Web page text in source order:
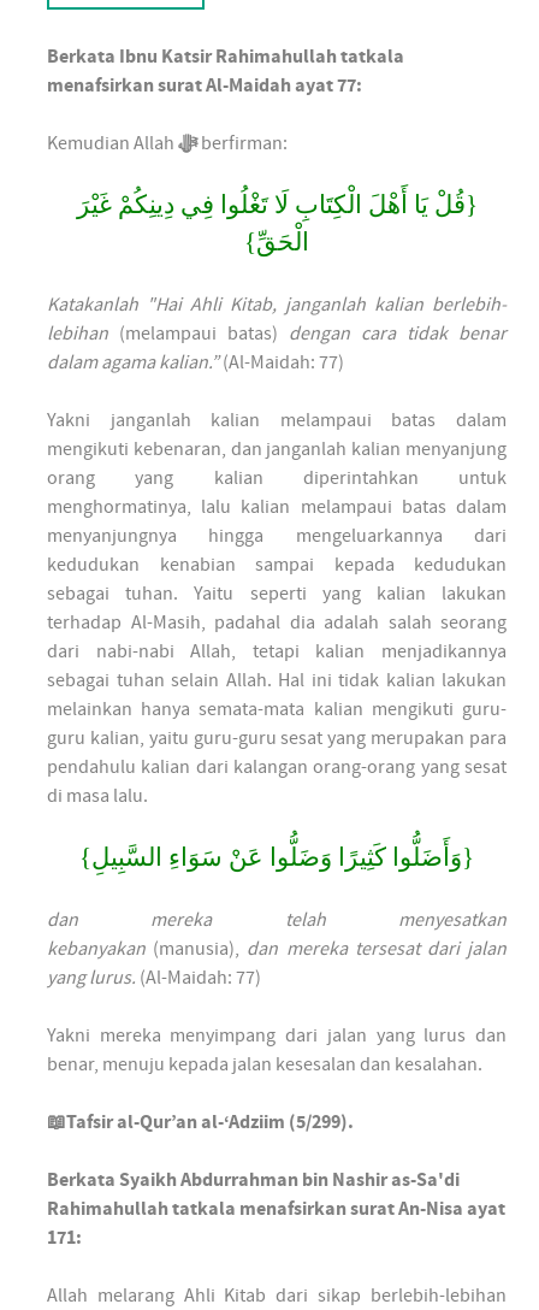
Berkata Ibnu Katsir Rahimahullah tatkala
menafsirkan surat Al-Maidah ayat 77:
Kemudian Allah ﷻberfirman:
{قُلْ يَا أَهْلَ الْكِتَابِ لَا تَغْلُوا فِي دِينِكُمْ غَيْرَ
الْحَقِّ}
Katakanlah "Hai Ahli Kitab, janganlah kalian berlebih-
lebihan (melampaui batas) dengan cara tidak benar
dalam agama kalian.”(Al-Maidah: 77)
Yakni janganlah kalian melampaui batas dalam
mengikuti kebenaran, dan janganlah kalian menyanjung
orang yang kalian diperintahkan untuk
menghormatinya, lalu kalian melampaui batas dalam
menyanjungnya hingga mengeluarkannya dari
kedudukan kenabian sampai kepada kedudukan
sebagai tuhan. Yaitu seperti yang kalian lakukan
terhadap Al-Masih, padahal dia adalah salah seorang
dari nabi-nabi Allah, tetapi kalian menjadikannya
sebagai tuhan selain Allah. Hal ini tidak kalian lakukan
melainkan hanya semata-mata kalian mengikuti guru-
guru kalian, yaitu guru-guru sesat yang merupakan para
pendahulu kalian dari kalangan orang-orang yang sesat
di masa lalu.
{وَأَضَلُّوا كَثِيرًا وَضَلُّوا عَنْ سَوَاءِ السَّبِيلِ}
dan mereka telah menyesatkan
kebanyakan (manusia), dan mereka tersesat dari jalan
yang lurus. (Al-Maidah: 77)
Yakni mereka menyimpang dari jalan yang lurus dan
benar, menuju kepada jalan kesesalan dan kesalahan.
📖Tafsir al-Qur’an al-‘Adziim (5/299).
Berkata Syaikh Abdurrahman bin Nashir as-Sa'di
Rahimahullah tatkala menafsirkan surat An-Nisa ayat
171:
Allah melarang Ahli Kitab dari sikap berlebih-lebihan